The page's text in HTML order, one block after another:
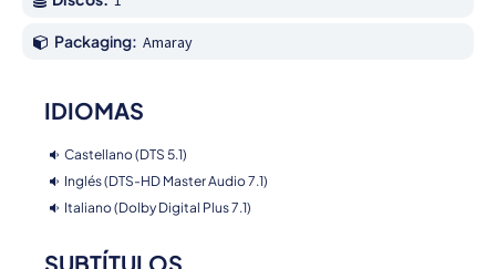
Packaging: Amaray
IDIOMAS
Castellano (DTS 5.1)
Inglés (DTS-HD Master Audio 7.1)
Italiano (Dolby Digital Plus 7.1)
SUBTÍTULOS